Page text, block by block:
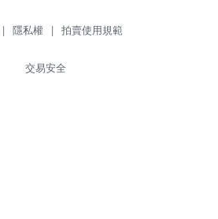
| 隱私權 | 拍賣使用規範
交易安全